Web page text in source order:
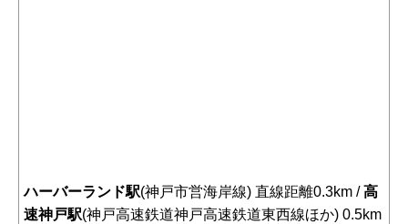
ハーバーランド駅(神戸市営海岸線) 直線距離0.3km /高
速神戸駅(神戸高速鉄道神戸高速鉄道東西線ほか) 0.5km